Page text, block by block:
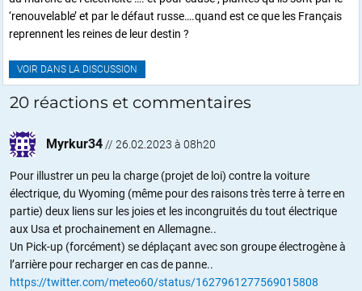
‘renouvelable’ et par le défaut russe….quand est ce que les Français
reprennent les reines de leur destin ?
VOIR DANS LA DISCUSSION
20 réactions et commentaires
Myrkur34 // 26.02.2023 à 08h20
Pour illustrer un peu la charge (projet de loi) contre la voiture
électrique, du Wyoming (même pour des raisons très terre à terre en
partie) deux liens sur les joies et les incongruités du tout électrique
aux Usa et prochainement en Allemagne..
Un Pick-up (forcément) se déplaçant avec son groupe électrogène à
l’arrière pour recharger en cas de panne..
https://twitter.com/meteo60/status/1627961277569015808